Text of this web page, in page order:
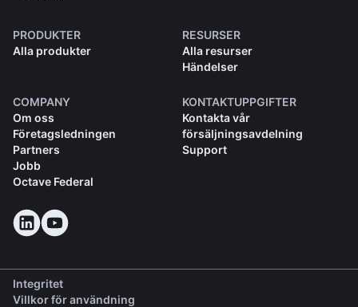
PRODUKTER
Alla produkter
RESURSER
Alla resurser
Händelser
COMPANY
Om oss
Företagsledningen
Partners
Jobb
Octave Federal
KONTAKTUPPGIFTER
Kontakta vår
försäljningsavdelning
Support
Integritet
Villkor för användning